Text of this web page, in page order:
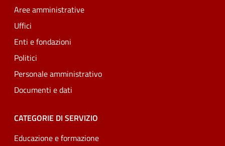
Aree amministrative
Uffici
Enti e fondazioni
Politici
Personale amministrativo
Documenti e dati
CATEGORIE DI SERVIZIO
Educazione e formazione